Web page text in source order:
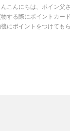
こんにちは、ポイン父
する際にポイントカー
にポイントをつけても